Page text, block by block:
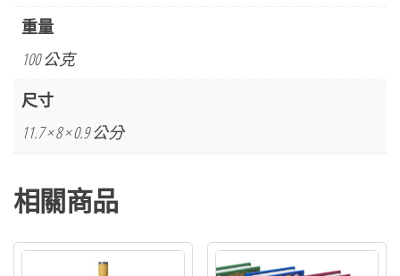
重量
100 公克
尺寸
11.7 × 8 × 0.9 公分
相關商品